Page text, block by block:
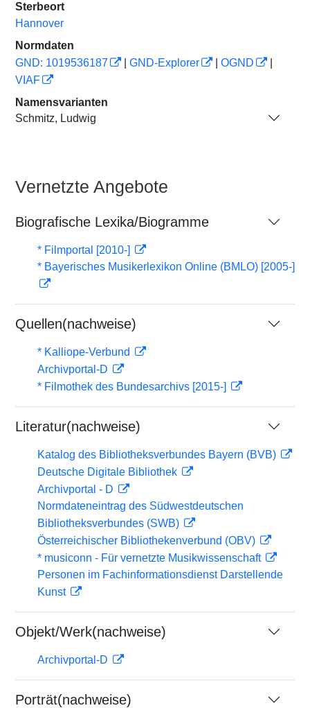
Sterbeort
Hannover
Normdaten
GND: 1019536187
GND-Explorer OGND
VIAF
Namensvarianten
Schmitz, Ludwig
Vernetzte Angebote
Biografische Lexika/Biogramme
* Filmportal [2010-]
* Bayerisches Musikerlexikon Online (BMLO) [2005-]
Quellen(nachweise)
* Kalliope-Verbund
Archivportal-D
* Filmothek des Bundesarchivs [2015-]
Literatur(nachweise)
Katalog des Bibliotheksverbundes Bayern (BVB)
Deutsche Digitale Bibliothek
Archivportal - D
Normdateneintrag des Südwestdeutschen
Bibliotheksverbundes (SWB)
Österreichischer Bibliothekenverbund (OBV)
* musiconn - Für vernetzte Musikwissenschaft
Personen im Fachinformationsdienst Darstellende
Kunst
Objekt/Werk(nachweise)
Archivportal-D
Porträt(nachweise)